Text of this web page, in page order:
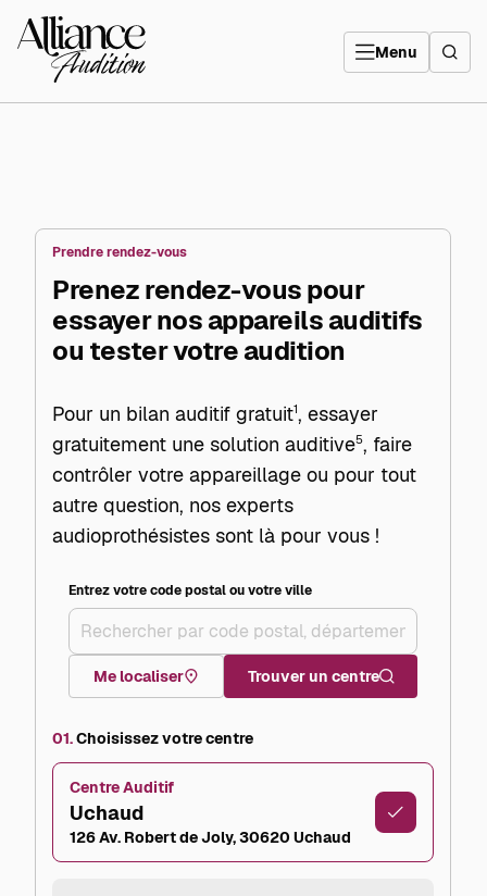
directement
contenu
Menu
Prendre rendez-vous
Prenez rendez-vous pour
essayer nos appareils auditifs
ou tester votre audition
Pour un bilan auditif gratuit1, essayer
gratuitement une solution auditive5, faire
contrôler votre appareillage ou pour tout
autre question, nos experts
audioprothésistes sont là pour vous !
Entrez votre code postal ou votre ville
Me localiser Trouver un centre
01.Choisissez votre centre
Centre Auditif
Uchaud
126 Av. Robert de Joly, 30620 Uchaud